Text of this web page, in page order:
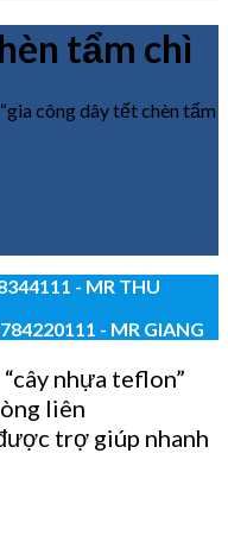
tẩm chì
công dây tết chèn tẩm
- MR THU
- MR GIANG
nhựa teflon”
liên
trợ giúp nhanh